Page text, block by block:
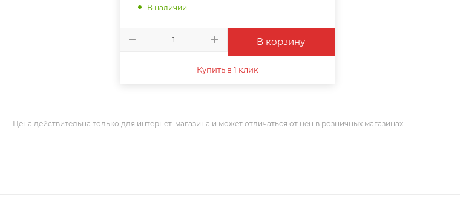
В наличии
В корзину
Купить в 1 клик
Цена действительна только для интернет-магазина и может отличаться от цен в розничных магазинах